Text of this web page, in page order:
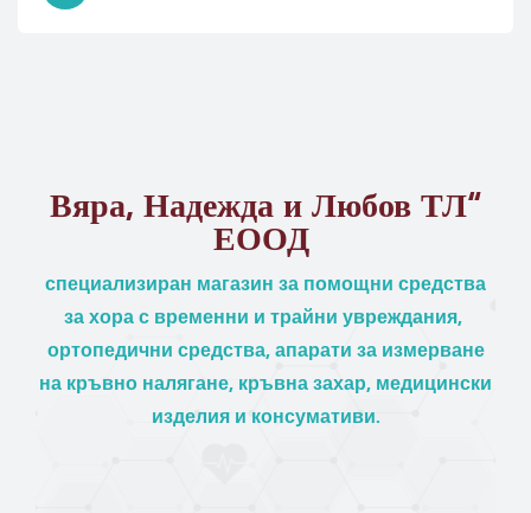
Вяра, Надежда и Любов ТЛ“
ЕООД
специализиран магазин за помощни средства
за хора с временни и трайни увреждания,
ортопедични средства, апарати за измерване
на кръвно налягане, кръвна захар, медицински
изделия и консумативи.